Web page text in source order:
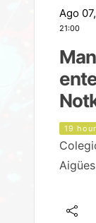
Ago
21:00
19
Aigües